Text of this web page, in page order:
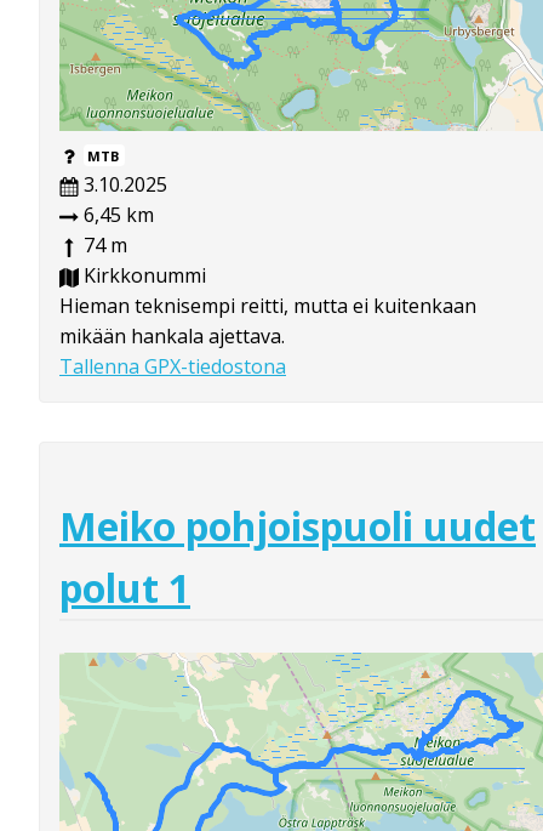
MTB
3.10.2025
6,45 km
74 m
Kirkkonummi
Hieman teknisempi reitti, mutta ei kuitenkaan
mikään hankala ajettava.
Tallenna GPX-tiedostona
Meiko pohjoispuoli uudet
polut 1